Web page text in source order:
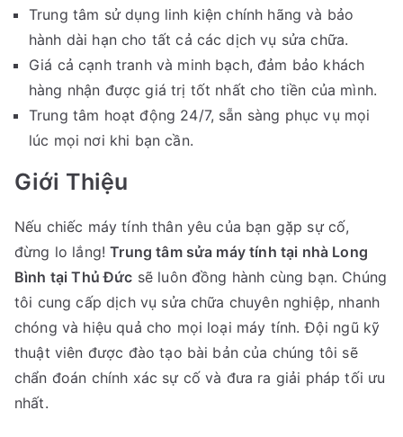
Trung tâm sử dụng linh kiện chính hãng và bảo
hành dài hạn cho tất cả các dịch vụ sửa chữa.
Giá cả cạnh tranh và minh bạch, đảm bảo khách
hàng nhận được giá trị tốt nhất cho tiền của mình.
Trung tâm hoạt động 24/7, sẵn sàng phục vụ mọi
lúc mọi nơi khi bạn cần.
Giới Thiệu
Nếu chiếc máy tính thân yêu của bạn gặp sự cố,
đừng lo lắng!Trung tâm sửa máy tính tại nhà Long
Bình tại Thủ Đức sẽ luôn đồng hành cùng bạn. Chúng
tôi cung cấp dịch vụ sửa chữa chuyên nghiệp, nhanh
chóng và hiệu quả cho mọi loại máy tính. Đội ngũ kỹ
thuật viên được đào tạo bài bản của chúng tôi sẽ
chẩn đoán chính xác sự cố và đưa ra giải pháp tối ưu
nhất.